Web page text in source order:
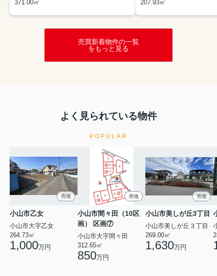
371.00㎡ 207.93㎡
売買新着物件の一覧
をもっと見る
よく見られている物件
POPULAR
売地
小山市乙女
小山市大字乙女
264.73㎡
1,000万円
売地
小山市間々田（10区
画） 区画⑦
小山市大字間々田
312.65㎡
850万円
売地
小山市美しが丘3丁目
小山市美しが丘３丁目
269.00㎡
1,630万円